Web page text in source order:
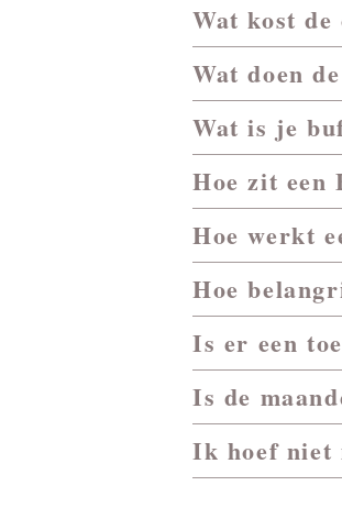
Wat kost
Wat doen
Wat is je
Hoe zit een
Hoe werkt
Hoe
Is er een
Is de
Ik hoef niet